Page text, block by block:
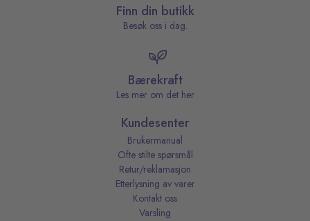
Finn din butikk
Besøk oss i dag.
Bærekraft
Les mer om det her
Kundesenter
Brukermanual
Ofte stilte spørsmål
Retur/reklamasjon
Etterlysning av varer
Kontakt oss
Varsling